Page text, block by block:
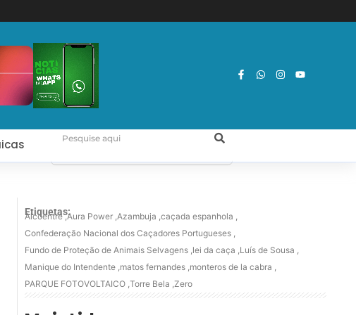
Etiquetas:
Alcoentre,Aura Power ,Azambuja ,caçada espanhola ,
Confederação Nacional dos Caçadores Portugueses ,
Fundo de Proteção de Animais Selvagens ,lei da caça ,Luís de Sousa ,
Manique do Intendente ,matos fernandes ,monteros de la cabra ,
PARQUE FOTOVOLTAICO ,Torre Bela ,Zero